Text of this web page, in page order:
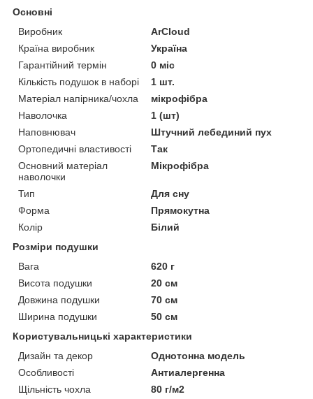
Основні
Виробник
ArCloud
Країна виробник
Україна
Гарантійний термін
0 міс
Кількість подушок в наборі
1 шт.
Матеріал напірника/чохла
мікрофібра
Наволочка
1 (шт)
Наповнювач
Штучний лебединий пух
Ортопедичні властивості
Так
Основний матеріал
наволочки
Мікрофібра
Тип
Для сну
Форма
Прямокутна
Колір
Білий
Розміри подушки
Вага
620 г
Висота подушки
20 см
Довжина подушки
70 см
Ширина подушки
50 см
Користувальницькі характеристики
Дизайн та декор
Однотонна модель
Особливості
Антиалергенна
Щільність чохла
80 г/м2